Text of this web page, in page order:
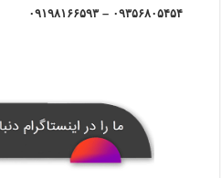
۰۹۳۵۶۸۰۵۴۵۴ – ۰۹۱۹۸۱۶۶۵۹۳